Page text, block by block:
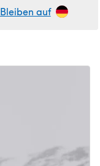
Bleiben auf